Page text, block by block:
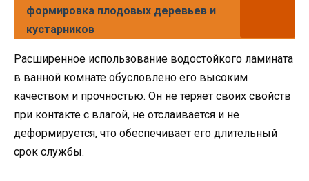
формировка плодовых деревьев и
кустарников
Расширенное использование водостойкого ламината
в ванной комнате обусловлено его высоким
качеством и прочностью. Он не теряет своих свойств
при контакте с влагой, не отслаивается и не
деформируется, что обеспечивает его длительный
срок службы.